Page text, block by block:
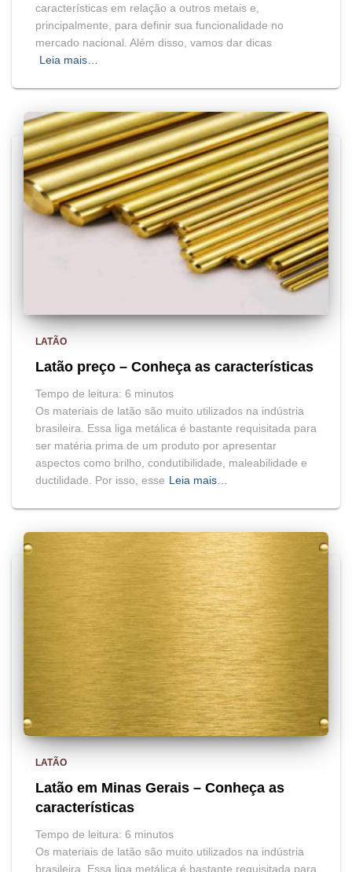
características em relação a outros metais e,
principalmente, para definir sua funcionalidade no
mercado nacional. Além disso, vamos dar dicas
Leia mais…
LATÃO
Latão preço – Conheça as características
Tempo de leitura: 6 minutos
Os materiais de latão são muito utilizados na indústria
brasileira. Essa liga metálica é bastante requisitada para
ser matéria prima de um produto por apresentar
aspectos como brilho, condutibilidade, maleabilidade e
ductilidade. Por isso, esse Leia mais…
LATÃO
Latão em Minas Gerais – Conheça as
características
Tempo de leitura: 6 minutos
Os materiais de latão são muito utilizados na indústria
brasileira. Essa liga metálica é bastante requisitada para